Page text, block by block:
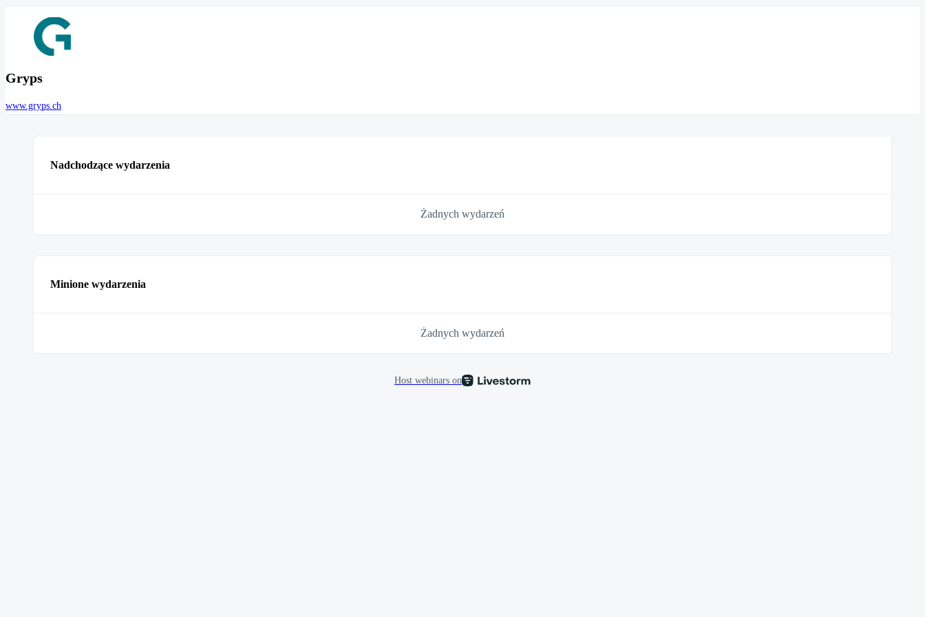
Gryps
www.gryps.ch
Nadchodzące wydarzenia
Żadnych wydarzeń
Minione wydarzenia
Żadnych wydarzeń
Host webinars on